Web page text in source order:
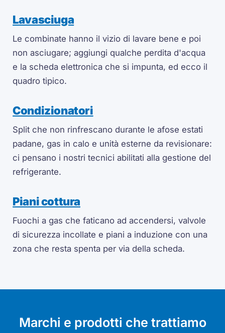
Lavasciuga
Le combinate hanno il vizio di lavare bene e poi
non asciugare; aggiungi qualche perdita d'acqua
e la scheda elettronica che si impunta, ed ecco il
quadro tipico.
Condizionatori
Split che non rinfrescano durante le afose estati
padane, gas in calo e unità esterne da revisionare:
ci pensano i nostri tecnici abilitati alla gestione del
refrigerante.
Piani cottura
Fuochi a gas che faticano ad accendersi, valvole
di sicurezza incollate e piani a induzione con una
zona che resta spenta per via della scheda.
Marchi e prodotti che trattiamo